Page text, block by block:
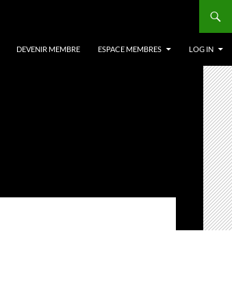
DEVENIR MEMBRE ESPACE MEMBRES LOG IN